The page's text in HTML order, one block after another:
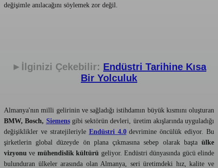
değişimle anılacağını söylemek zor değil.
►İlginizi Çekebilir: Endüstri Tarihine Kısa
Bir Yolculuk
Almanya'nın milli gelirinin ve sağladığı istihdamın büyük kısmını oluşturan
BMW, Bosch, Siemensgibi sektörün devleri, üretim akışlarında uyguladığı
değişiklikler ve stratejileriyle Endüstri 4.0devrimine öncülük ediyor. Bu
şirketlerin global düzeyde ön plana çıkmasına sebep olarak başta ülke
vizyonu ve mühendislik kültürü geliyor. Endüstri dünyasında gücü elinde
bulunduran ülkeler arasında olan Almanya, seri üretimdeki hız, kalite ve